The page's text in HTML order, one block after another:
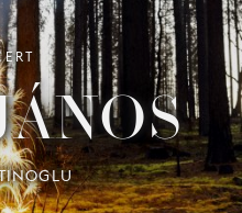
MAGAZINE
TICKETS &
ABONNEMENTEN
UW
BEZOEK